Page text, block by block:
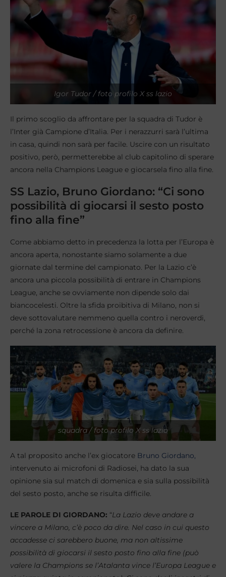
Igor Tudor / foto profilo X ss lazio
Il primo scoglio da affrontare per la squadra di Tudor è
l’Inter già Campione d’Italia. Per i nerazzurri sarà l’ultima
in casa, quindi non sarà per facile. Uscire con un risultato
positivo, però, permetterebbe al club capitolino di sperare
ancora nella Champions League e giocarsela fino alla fine.
SS Lazio, Bruno Giordano: “Ci sono
possibilità di giocarsi il sesto posto
fino alla fine”
Come abbiamo detto in precedenza la lotta per l’Europa è
ancora aperta, nonostante siamo solamente a due
giornate dal termine del campionato. Per la Lazio c’è
ancora una piccola possibilità di entrare in Champions
League, anche se ovviamente non dipende solo dai
biancocelesti. Oltre la sfida proibitiva di Milano, non si
deve sottovalutare nemmeno quella contro i neroverdi,
perché la zona retrocessione è ancora da definire.
squadra / foto profilo X ss lazio
A tal proposito anche l’ex giocatore Bruno Giordano,
intervenuto ai microfoni di Radiosei, ha dato la sua
opinione sia sul match di domenica e sia sulla possibilità
del sesto posto, anche se risulta difficile.
LE PAROLE DI GIORDANO: “La Lazio deve andare a
vincere a Milano, c’è poco da dire. Nel caso in cui questo
accadesse ci sarebbero buone, ma non altissime
possibilità di giocarsi il sesto posto fino alla fine (può
valere la Champions se l’Atalanta vince l’Europa League e